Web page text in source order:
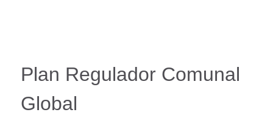
Plan Regulador Comunal
Global